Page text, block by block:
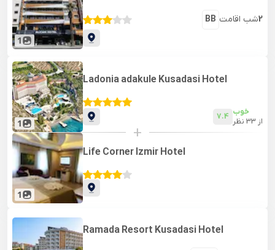
1
BB شب اقامت2
1
Ladonia adakule Kusadasi Hotel
7.4 خوب
از 33 نظر
+
1
Life Corner Izmir Hotel
Ramada Resort Kusadasi Hotel